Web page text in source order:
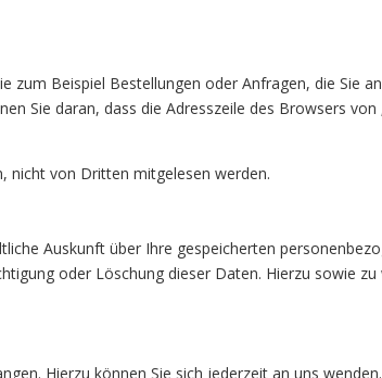
zum Beispiel Bestellungen oder Anfragen, die Sie
Sie daran, dass die Adresszeile des Browsers
nicht von Dritten mitgelesen werden.
Auskunft über Ihre gespeicherten
oder Löschung dieser Daten. Hierzu sowie zu
Hierzu können Sie sich jederzeit an uns